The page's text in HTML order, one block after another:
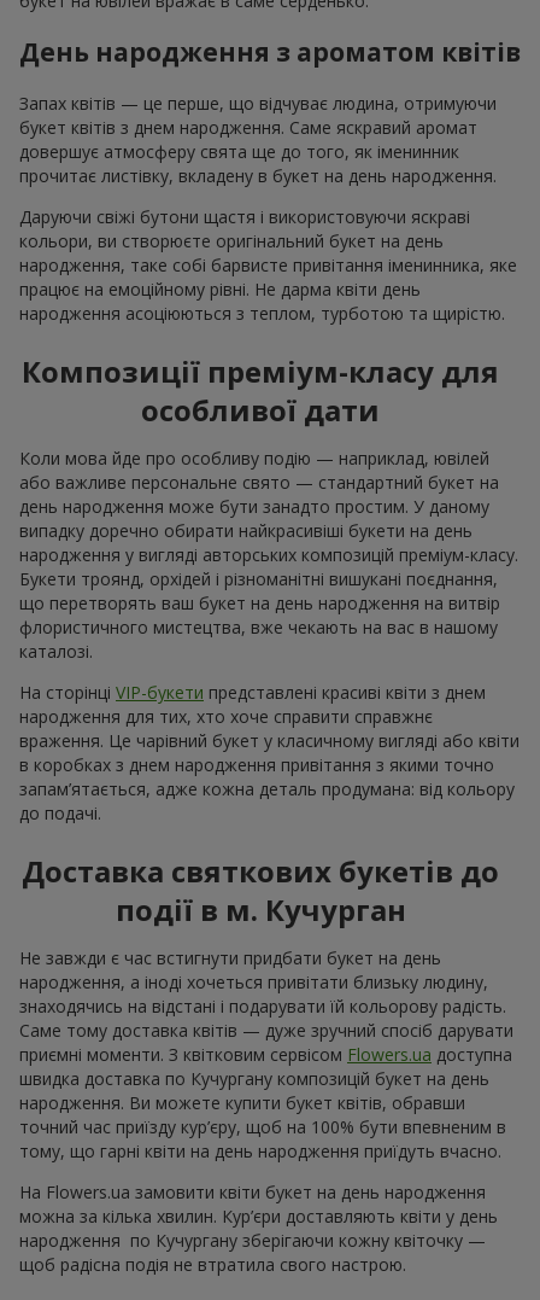
День народження з ароматом квітів
Запах квітів — це перше, що відчуває людина, отримуючи
букет квітів з днем народження. Саме яскравий аромат
довершує атмосферу свята ще до того, як іменинник
прочитає листівку, вкладену в букет на день народження.
Даруючи свіжі бутони щастя і використовуючи яскраві
кольори, ви створюєте оригінальний букет на день
народження, таке собі барвисте привітання іменинника, яке
працює на емоційному рівні. Не дарма квіти день
народження асоціюються з теплом, турботою та щирістю.
Композиції преміум-класу для
особливої дати
Коли мова йде про особливу подію — наприклад, ювілей
або важливе персональне свято — стандартний букет на
день народження може бути занадто простим. У даному
випадку доречно обирати найкрасивіші букети на день
народження у вигляді авторських композицій преміум-класу.
Букети троянд, орхідей і різноманітні вишукані поєднання,
що перетворять ваш букет на день народження на витвір
флористичного мистецтва, вже чекають на вас в нашому
каталозі.
На сторінці VIP-букети представлені красиві квіти з днем
народження для тих, хто хоче справити справжнє
враження. Це чарівний букет у класичному вигляді або квіти
в коробках з днем народження привітання з якими точно
запам’ятається, адже кожна деталь продумана: від кольору
до подачі.
Доставка святкових букетів до
події в м. Кучурган
Не завжди є час встигнути придбати букет на день
народження, а іноді хочеться привітати близьку людину,
знаходячись на відстані і подарувати їй кольорову радість.
Саме тому доставка квітів — дуже зручний спосіб дарувати
приємні моменти. З квітковим сервісом Flowers.ua доступна
швидка доставка по Кучургану композицій букет на день
народження. Ви можете купити букет квітів, обравши
точний час приїзду кур’єру, щоб на 100% бути впевненим в
тому, що гарні квіти на день народження приїдуть вчасно.
На Flowers.ua замовити квіти букет на день народження
можна за кілька хвилин. Кур’єри доставляють квіти у день
народження по Кучургану зберігаючи кожну квіточку —
щоб радісна подія не втратила свого настрою.